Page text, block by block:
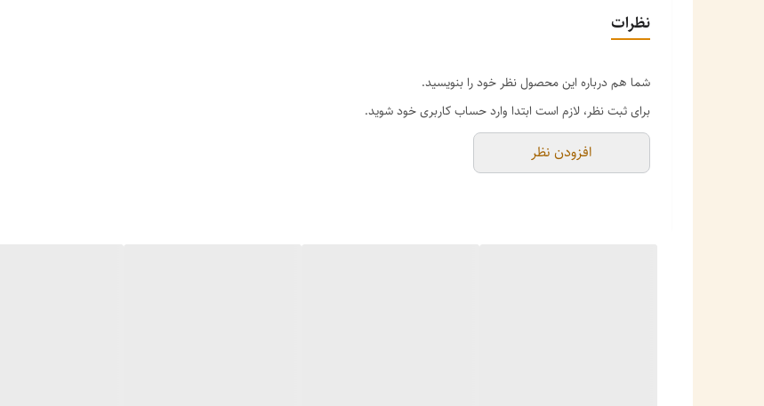
نظرات
شما هم درباره این محصول نظر خود را بنویسید.
برای ثبت نظر، لازم است ابتدا وارد حساب کاربری خود شوید.
افزودن نظر